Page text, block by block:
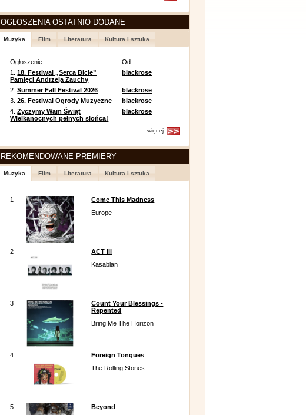
OGŁOSZENIA OSTATNIO DODANE
Muzyka Film Literatura Kultura i sztuka
Ogłoszenie
Od
1.18. Festiwal „Serca Bicie”
Pamięci Andrzeja Zauchy
blackrose
2.Summer Fall Festival 2026
blackrose
3.26. Festiwal Ogrody Muzyczne
blackrose
4.Życzymy Wam Świąt
Wielkanocnych pełnych słońca!
blackrose
więcej
REKOMENDOWANE PREMIERY
Muzyka Film Literatura Kultura i sztuka
1
Come This Madness
Europe
2
ACT III
Kasabian
3
Count Your Blessings -
Repented
Bring Me The Horizon
4
Foreign Tongues
The Rolling Stones
5
Beyond